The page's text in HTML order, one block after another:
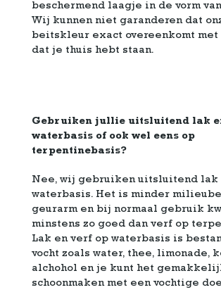
beschermend laagje in de vorm
Wij kunnen niet garanderen dat
beitskleur exact overeenkomt met
dat je thuis hebt staan.
Gebruiken jullie uitsluitend lak
waterbasis of ook wel eens op
terpentinebasis?
Nee, wij gebruiken uitsluitend lak
waterbasis. Het is minder
geurarm en bij normaal gebruik
minstens zo goed dan verf op
Lak en verf op waterbasis is
vocht zoals water, thee, limonade,
alchohol en je kunt het
schoonmaken met een vochtige